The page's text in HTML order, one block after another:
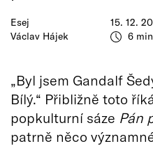
Esej
Václav Hájek
15. 12.
6 min
„Byl jsem Gandalf
Bílý.“ Přibližně toto
popkulturní sáze Pán
patrně něco